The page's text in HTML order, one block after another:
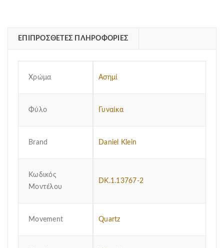
ΕΠΙΠΡΌΣΘΕΤΕΣ ΠΛΗΡΟΦΟΡΊΕΣ
Χρώμα Ασημί
Φύλο Γυναίκα
Brand Daniel Klein
Κωδικός
Μοντέλου
DK.1.13767-2
Μovement Quartz